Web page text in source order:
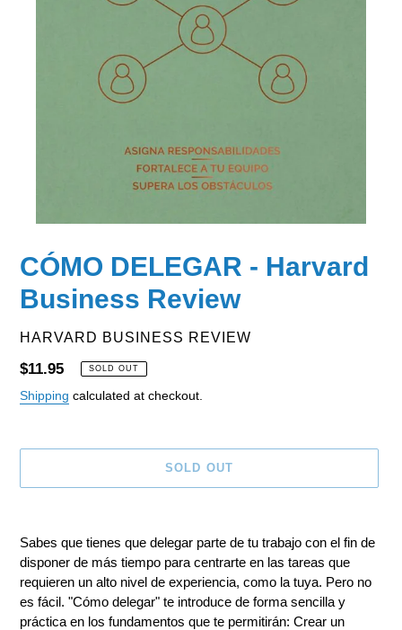
CÓMO DELEGAR - Harvard
Business Review
VENDOR
HARVARD BUSINESS REVIEW
Regular
price
$11.95 SOLD OUT
Shipping calculated at checkout.
SOLD OUT
to
your
cart
Sabes que tienes que delegar parte de tu trabajo con el fin de
disponer de más tiempo para centrarte en las tareas que
requieren un alto nivel de experiencia, como la tuya. Pero no
es fácil. "Cómo delegar" te introduce de forma sencilla y
práctica en los fundamentos que te permitirán: Crear un